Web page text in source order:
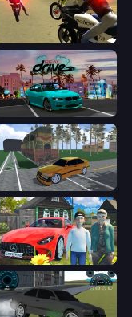
3D Moto Simulator 2
RealDrive
Obby: Car Crash Sandbox
Speedboy: History with Grandfather